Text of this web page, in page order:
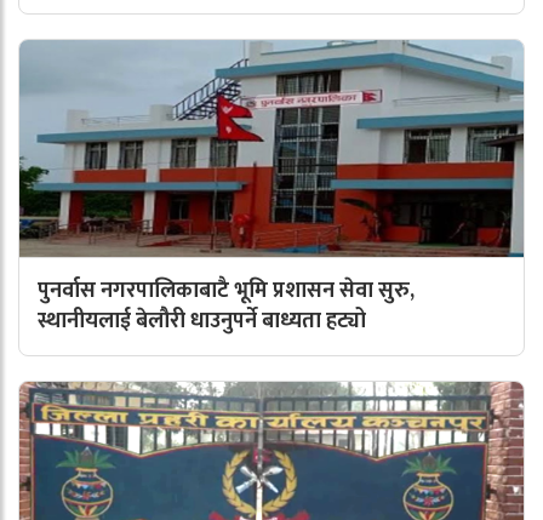
पुनर्वास नगरपालिकाबाटै भूमि प्रशासन सेवा सुरु,
स्थानीयलाई बेलौरी धाउनुपर्ने बाध्यता हट्यो